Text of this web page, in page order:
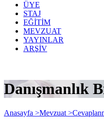
ÜYE
STAJ
EĞİTİM
MEVZUAT
YAYINLAR
ARŞİV
Danışmanlık
Anasayfa >Mevzuat >